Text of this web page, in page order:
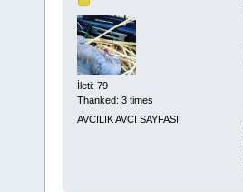
İleti: 79
Thanked: 3 times
AVCILIK AVCI SAYFASI